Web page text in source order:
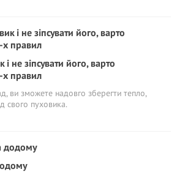
не зіпсувати його, варто
х правил
ви зможете надовго зберегти тепло,
свого пуховика.